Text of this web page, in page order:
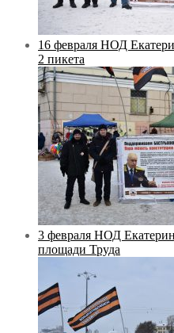
16 февраля НОД
2 пикета
3 февраля НОД
площади Труда